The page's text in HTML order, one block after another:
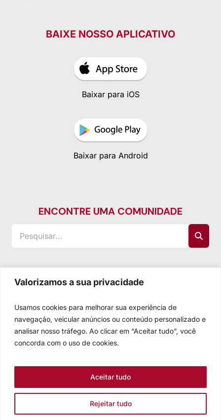
Valorizamos a sua privacidade
Usamos cookies para melhorar sua experiência de
navegação, veicular anúncios ou conteúdo personalizado e
analisar nosso tráfego. Ao clicar em “Aceitar tudo”, você
concorda com o uso de cookies.
Rejeitar tudo
Aceitar tudo
BAIXE NOSSO APLICATIVO
Baixar para iOS
Baixar para Android
ENCONTRE UMA COMUNIDADE